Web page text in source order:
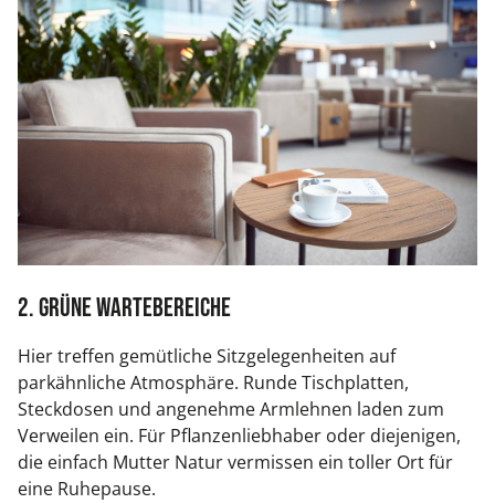
2. Grüne Wartebereiche
Hier treffen gemütliche Sitzgelegenheiten auf
parkähnliche Atmosphäre. Runde Tischplatten,
Steckdosen und angenehme Armlehnen laden zum
Verweilen ein. Für Pflanzenliebhaber oder diejenigen,
die einfach Mutter Natur vermissen ein toller Ort für
eine Ruhepause.